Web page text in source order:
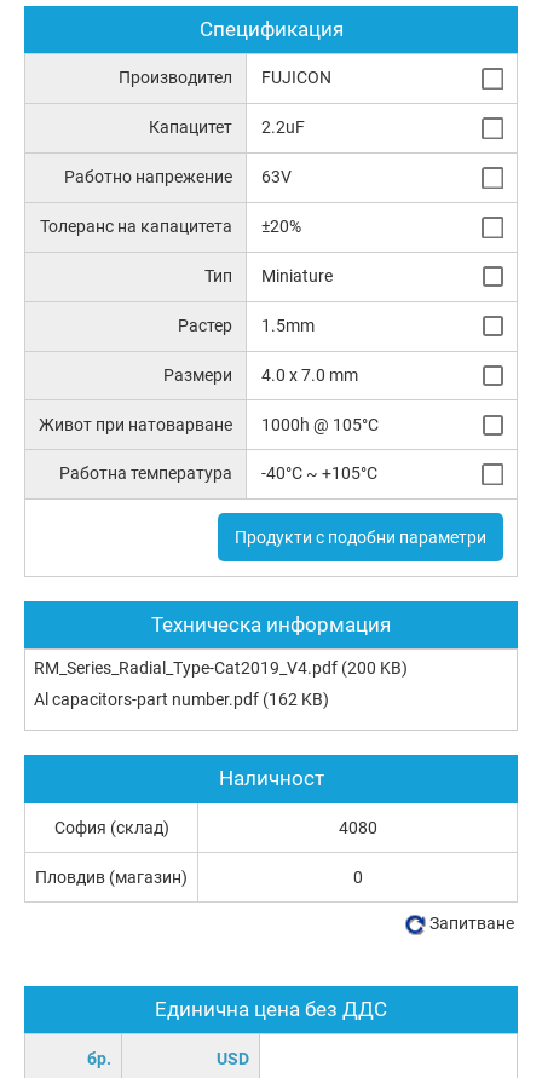
Спецификация
Производител FUJICON
Капацитет 2.2uF
Работно напрежение 63V
Толеранс на капацитета ±20%
Тип Miniature
Растер 1.5mm
Размери 4.0 x 7.0 mm
Живот при натоварване 1000h @ 105°C
Работна температура -40°C ~ +105°C
Продукти с подобни параметри
Техническа информация
RM_Series_Radial_Type-Cat2019_V4.pdf (200 KB)
Al capacitors-part number.pdf (162 KB)
Единична цена без ДДС
бр. USD
Наличност
София (склад) 4080
Пловдив (магазин) 0
Запитване